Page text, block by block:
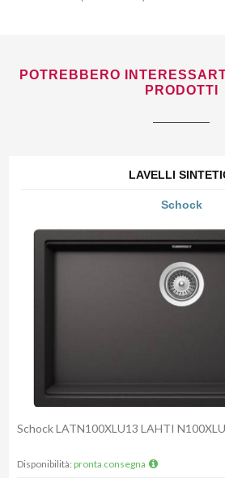
POTREBBERO
PRODOTTI
LAVELLI
Schock
Schock LATN100XLU13 LAHTI
Disponibilità: pronta consegna